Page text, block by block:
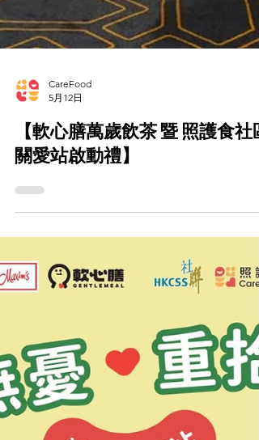
【軟心膳萬歲飲茶 暨 照護食社區
關愛站啟動禮】